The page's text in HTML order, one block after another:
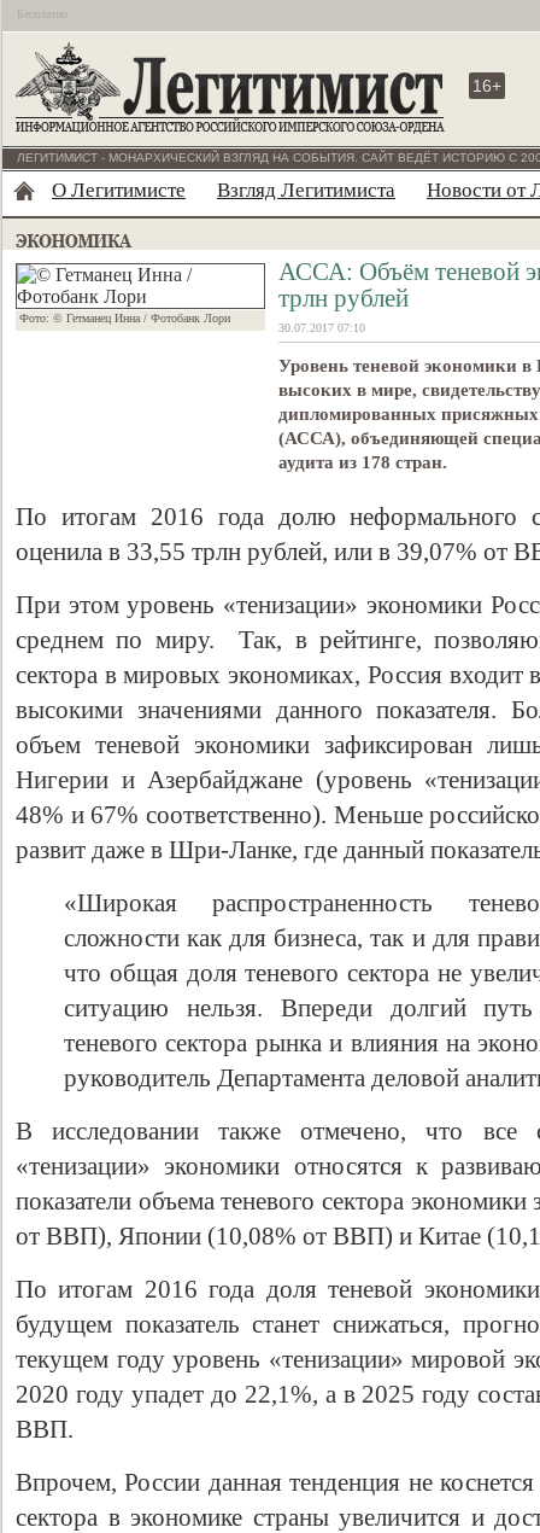
Бесплатно
16+
ЛЕГИТИМИСТ - МОНАРХИЧЕСКИЙ ВЗГЛЯД НА СОБЫТИЯ. САЙТ ВЕДЁТ ИСТОРИЮ С
О Легитимисте Взгляд Легитимиста Новости от
Фото: © Гетманец Инна / Фотобанк Лори
АССА: Объём теневой
трлн рублей
30.07.2017 07:10
Уровень теневой экономики в
высоких в мире,
дипломированных присяжных
(АССА), объединяющей
аудита из 178 стран.
По итогам 2016 года долю неформального
оценила в 33,55 трлн рублей, или в 39,07% от
При этом уровень «тенизации» экономики
среднем по миру. Так, в рейтинге,
сектора в мировых экономиках, Россия входит
высокими значениями данного показателя.
объем теневой экономики зафиксирован
Нигерии и Азербайджане (уровень
48% и 67% соответственно). Меньше
развит даже в Шри-Ланке, где данный
«Широкая распространенность
сложности как для бизнеса, так и для
что общая доля теневого сектора не
ситуацию нельзя. Впереди долгий
теневого сектора рынка и влияния на
руководитель Департамента деловой
В исследовании также отмечено, что
«тенизации» экономики относятся к
показатели объема теневого сектора
от ВВП), Японии (10,08% от ВВП) и Китае
По итогам 2016 года доля теневой
будущем показатель станет снижаться,
текущем году уровень «тенизации» мировой
2020 году упадет до 22,1%, а в 2025 году
ВВП.
Впрочем, России данная тенденция не
сектора в экономике страны увеличится и
Свидетельство